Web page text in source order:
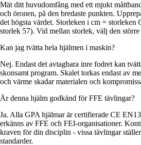
Mät ditt huvudomfång med ett mjukt
och öronen, på den bredaste punkten.
det högsta värdet. Storleken i cm =
storlek 57). Vid mellan storlek, välj den större
Kan jag tvätta hela hjälmen i maskin?
Nej. Endast det avtagbara inre fodret kan
skonsamt program. Skalet torkas endast av
och värme skadar materialen och
Är denna hjälm godkänd för FFE tävlingar?
Ja. Alla GPA hjälmar är certifierade CE
erkänns av FFE och FEI-organisationer.
kraven för din disciplin - vissa tävlingar
standarder.